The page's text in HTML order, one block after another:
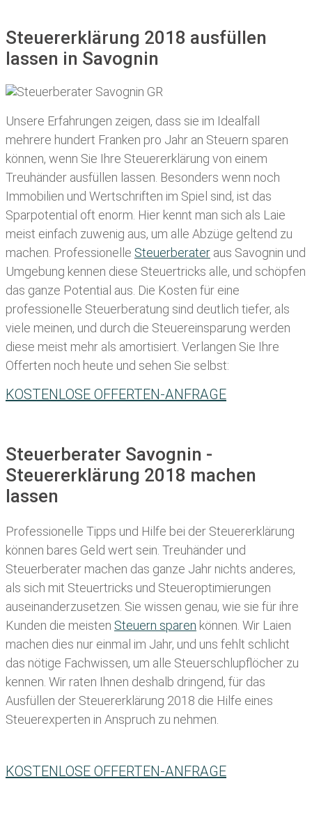
Steuererklärung 2018 ausfüllen
lassen in Savognin
Unsere Erfahrungen zeigen, dass sie im Idealfall
mehrere hundert Franken pro Jahr an Steuern sparen
können, wenn Sie Ihre Steuererklärung von einem
Treuhänder ausfüllen lassen . Besonders wenn noch
Immobilien und Wertschriften im Spiel sind, ist das
Sparpotential oft enorm. Hier kennt man sich als Laie
meist einfach zuwenig aus, um alle Abzüge geltend zu
machen. Professionelle Steuerberater aus Savognin und
Umgebung kennen diese Steuertricks alle, und schöpfen
das ganze Potential aus. Die Kosten für eine
professionelle Steuerberatung sind deutlich tiefer, als
viele meinen, und durch die Steuereinsparung werden
diese meist mehr als amortisiert. Verlangen Sie Ihre
Offerten noch heute und sehen Sie selbst:
KOSTENLOSE OFFERTEN-ANFRAGE
Steuerberater Savognin -
Steuererklärung 2018 machen
lassen
Professionelle Tipps und Hilfe bei der Steuererklärung
können bares Geld wert sein. Treuhänder und
Steuerberater machen das ganze Jahr nichts anderes,
als sich mit Steuertricks und Steueroptimierungen
auseinanderzusetzen. Sie wissen genau, wie sie für ihre
Kunden die meisten Steuern sparen können. Wir Laien
machen dies nur einmal im Jahr, und uns fehlt schlicht
das nötige Fachwissen, um alle Steuerschlupflöcher zu
kennen. Wir raten Ihnen deshalb dringend, für das
Ausfüllen der Steuererklärung 2018 die Hilfe eines
Steuerexperten in Anspruch zu nehmen.
KOSTENLOSE OFFERTEN-ANFRAGE